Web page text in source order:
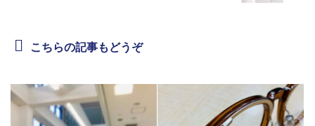
こちらの記事もどうぞ